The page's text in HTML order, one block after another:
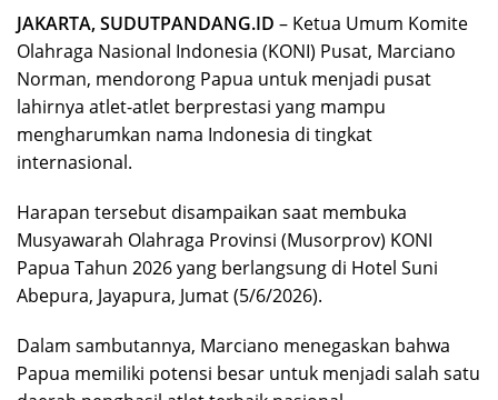
JAKARTA, SUDUTPANDANG.ID – Ketua Umum Komite
Olahraga Nasional Indonesia (KONI) Pusat, Marciano
Norman, mendorong Papua untuk menjadi pusat
lahirnya atlet-atlet berprestasi yang mampu
mengharumkan nama Indonesia di tingkat
internasional.
Harapan tersebut disampaikan saat membuka
Musyawarah Olahraga Provinsi (Musorprov) KONI
Papua Tahun 2026 yang berlangsung di Hotel Suni
Abepura, Jayapura, Jumat (5/6/2026).
Dalam sambutannya, Marciano menegaskan bahwa
Papua memiliki potensi besar untuk menjadi salah satu